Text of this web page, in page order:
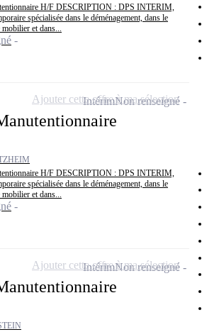
H/F DESCRIPTION : DPS INTERIM,
spécialisée dans le déménagement, dans le
et dans...
H/F DESCRIPTION : DPS INTERIM,
spécialisée dans le déménagement, dans le
et dans...
IntérimNon renseigné
Ajouter cette offre à ma sélection
IntérimNon renseigné
Ajouter cette offre à ma sélection